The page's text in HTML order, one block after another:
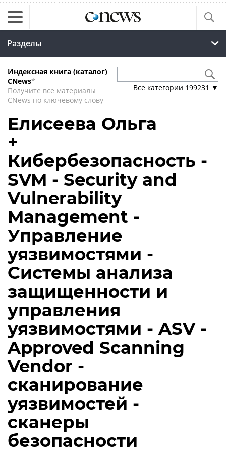
Разделы
Индексная книга (каталог)
CNews*
Получите все материалы
CNews по ключевому слову
Все категории 199231 ▼
Елисеева Ольга
+
Кибербезопасность -
SVM - Security and
Vulnerability
Management -
Управление
уязвимостями -
Системы анализа
защищенности и
управления
уязвимостями - ASV -
Approved Scanning
Vendor -
сканирование
уязвимостей -
сканеры
безопасности